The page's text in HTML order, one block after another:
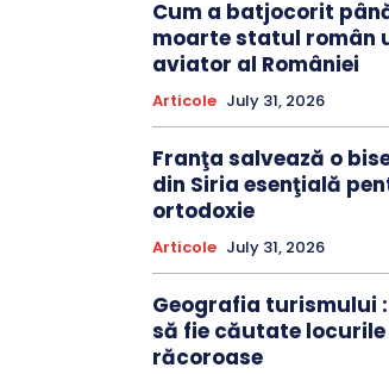
Cum a batjocorit
moarte statul român
aviator al României
Articole July 31, 2026
Franţa salvează o
din Siria esenţială
ortodoxie
Articole July 31, 2026
Geografia turismului
să fie căutate locurile
răcoroase